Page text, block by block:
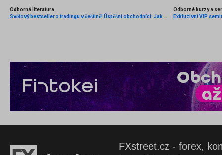
Odborná literatura
Světový bestseller o tradingu v češtině! Úspěšní obchodníci: Jak běžní lidé porážejí Wall Street v jeho vlastní hře
Odborné kurzy a
Exkluzivní VIP
FXstreet.cz - forex,